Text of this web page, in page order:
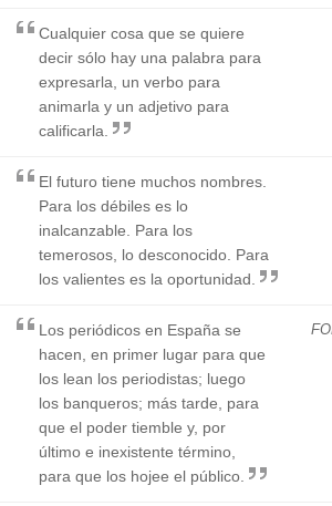
Cualquier cosa que se quiere
decir sólo hay una palabra para
expresarla, un verbo para
animarla y un adjetivo para
calificarla.
El futuro tiene muchos nombres.
Para los débiles es lo
inalcanzable. Para los
temerosos, lo desconocido. Para
los valientes es la oportunidad.
Los periódicos en España se
hacen, en primer lugar para que
los lean los periodistas; luego
los banqueros; más tarde, para
que el poder tiemble y, por
último e inexistente término,
para que los hojee el público.